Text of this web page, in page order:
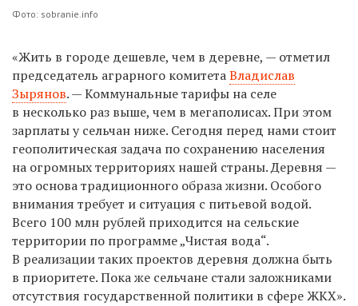
Фото: sobranie.info
«Жить в городе дешевле, чем в деревне, — отметил
председатель аграрного комитетаВладислав
Зырянов. — Коммунальные тарифы на селе
в несколько раз выше, чем в мегаполисах. При этом
зарплаты у сельчан ниже. Сегодня перед нами стоит
геополитическая задача по сохранению населения
на огромных территориях нашей страны. Деревня —
это основа традиционного образа жизни. Особого
внимания требует и ситуация с питьевой водой.
Всего 100 млн рублей приходится на сельские
территории по программе „Чистая вода“.
В реализации таких проектов деревня должна быть
в приоритете. Пока же сельчане стали заложниками
отсутствия государственной политики в сфере ЖКХ».